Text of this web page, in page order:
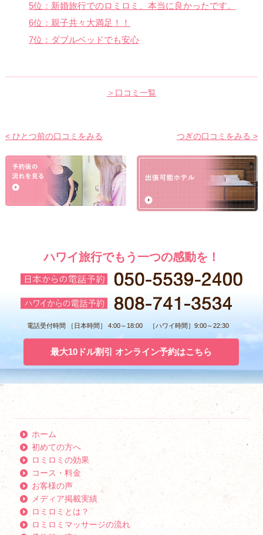
5位：新婚旅行でのロミロミ、本当に良かったです。
6位：親子共々大満足！！
7位：ダブルベッドでも安心
＞口コミ一覧
< ひとつ前の口コミをみる つぎの口コミをみる >
ハワイ旅行でもう一つの感動を！
電話受付時間 ［日本時間］ 4:00～18:00 ［ハワイ時間］9:00～22:30
最大10ドル割引 オンライン予約はこちら
ホーム
初めての方へ
ロミロミの効果
コース・料金
お客様の声
メディア掲載実績
ロミロミとは？
ロミロミマッサージの流れ